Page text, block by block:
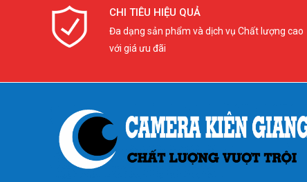
CHI TIÊU HIỆU QUẢ
Đa dạng sản phẩm và dịch vụ Chất lượng cao
với giá ưu đãi